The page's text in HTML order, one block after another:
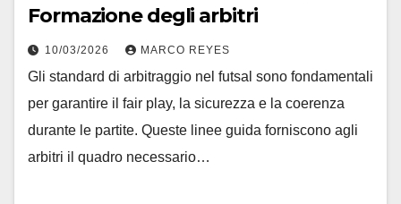
Formazione degli arbitri
10/03/2026 MARCO REYES
Gli standard di arbitraggio nel futsal sono fondamentali
per garantire il fair play, la sicurezza e la coerenza
durante le partite. Queste linee guida forniscono agli
arbitri il quadro necessario…